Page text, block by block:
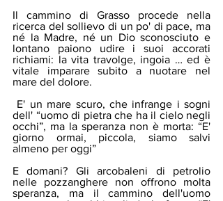
Il cammino di Grasso procede nella
ricerca del sollievo di un po' di pace, ma
né la Madre, né un Dio sconosciuto e
lontano paiono udire i suoi accorati
richiami: la vita travolge, ingoia … ed è
vitale imparare subito a nuotare nel
mare del dolore.
dell' “uomo di pietra che ha il cielo negli
occhi”, ma la speranza non è morta: “E'
giorno ormai, piccola, siamo salvi
almeno per oggi”
E domani? Gli arcobaleni di petrolio
nelle pozzanghere non offrono molta
speranza, ma il cammino dell'uomo